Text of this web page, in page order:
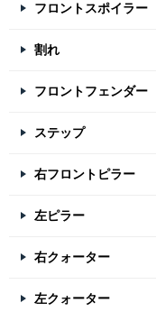
フロントスポイラー
割れ
フロントフェンダー
ステップ
右フロントピラー
左ピラー
右クォーター
左クォーター